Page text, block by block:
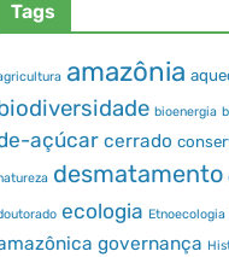
Tags
amazônia
bioenergia
açúcar cerrado
desmatamento
ecologia Etnoecologia
governança